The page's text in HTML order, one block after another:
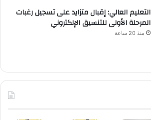
التعليم العالي: إقبال متزايد على تسجيل رغبات
المرحلة الأولى للتنسيق الإلكتروني
منذ 20 ساعة